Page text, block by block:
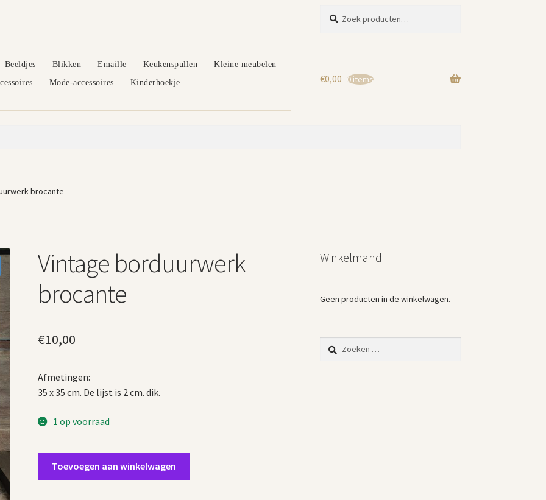
naar:
Beeldjes Blikken Emaille Keukenspullen
Kleine meubelen
Mode-accessoires Kinderhoekje €0,00 0 items
brocante
Vintage borduurwerk
brocante
€10,00
Afmetingen:
35 x 35 cm. De lijst is 2 cm. dik.
1 op voorraad
borduurwerk
Toevoegen aan winkelwagen
Winkelmand
Geen producten in de winkelwagen.
Zoeken
naar: